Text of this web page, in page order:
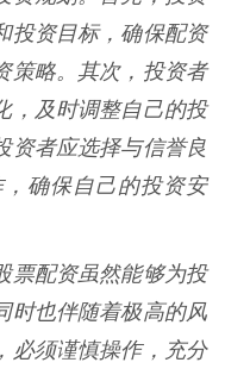
投资目标，确保配资
策略。其次，投资者
，及时调整自己的投
资者应选择与信誉良
确保自己的投资安
票配资虽然能够为投
时也伴随着极高的风
必须谨慎操作，充分